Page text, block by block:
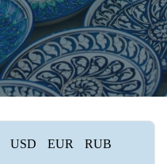
USD EUR RUB